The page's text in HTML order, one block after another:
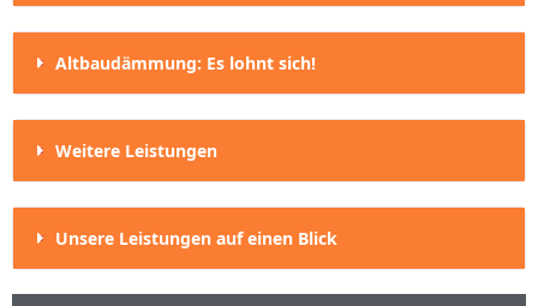
Altbaudämmung: Es lohnt sich!
Weitere Leistungen
Unsere Leistungen auf einen Blick